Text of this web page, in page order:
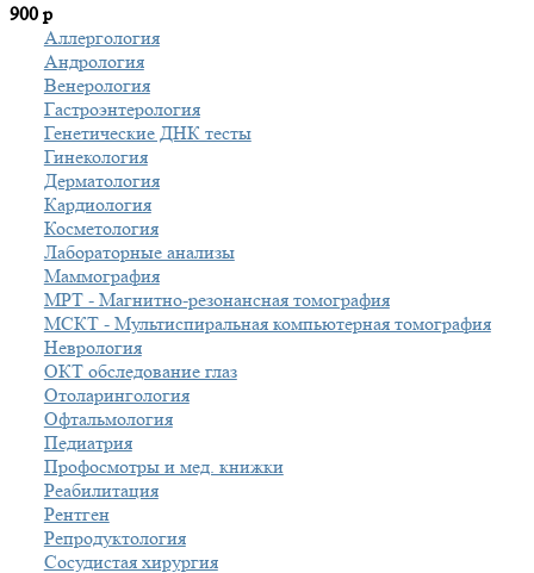
900 р
Аллергология
Андрология
Венерология
Гастроэнтерология
Генетические ДНК тесты
Гинекология
Дерматология
Кардиология
Косметология
Лабораторные анализы
Маммография
МРТ - Магнитно-резонансная томография
МСКТ - Мультиспиральная компьютерная томография
Неврология
ОКТ обследование глаз
Отоларингология
Офтальмология
Педиатрия
Профосмотры и мед. книжки
Реабилитация
Рентген
Репродуктология
Сосудистая хирургия